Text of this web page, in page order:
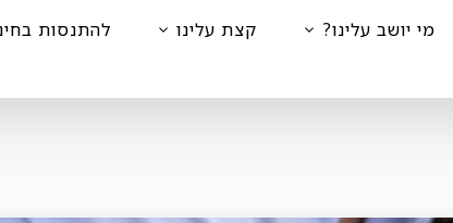
מי יושב עלינו? קצת עלינו להתנסות